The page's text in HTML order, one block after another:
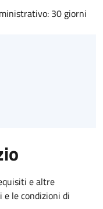
30 giorni
e altre
le condizioni di